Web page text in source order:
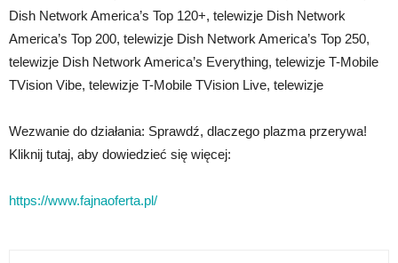
Dish Network America’s Top 120+, telewizje Dish Network
America’s Top 200, telewizje Dish Network America’s Top 250,
telewizje Dish Network America’s Everything, telewizje T-Mobile
TVision Vibe, telewizje T-Mobile TVision Live, telewizje
Wezwanie do działania: Sprawdź, dlaczego plazma przerywa!
Kliknij tutaj, aby dowiedzieć się więcej:
https://www.fajnaoferta.pl/